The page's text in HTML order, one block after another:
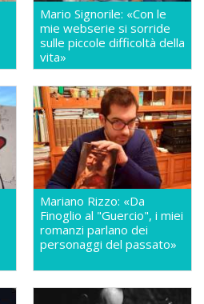
Mario Signorile: «Con le
mie webserie si sorride
sulle piccole difficoltà della
vita»
Mariano Rizzo: «Da
Finoglio al "Guercio", i miei
romanzi parlano dei
personaggi del passato»